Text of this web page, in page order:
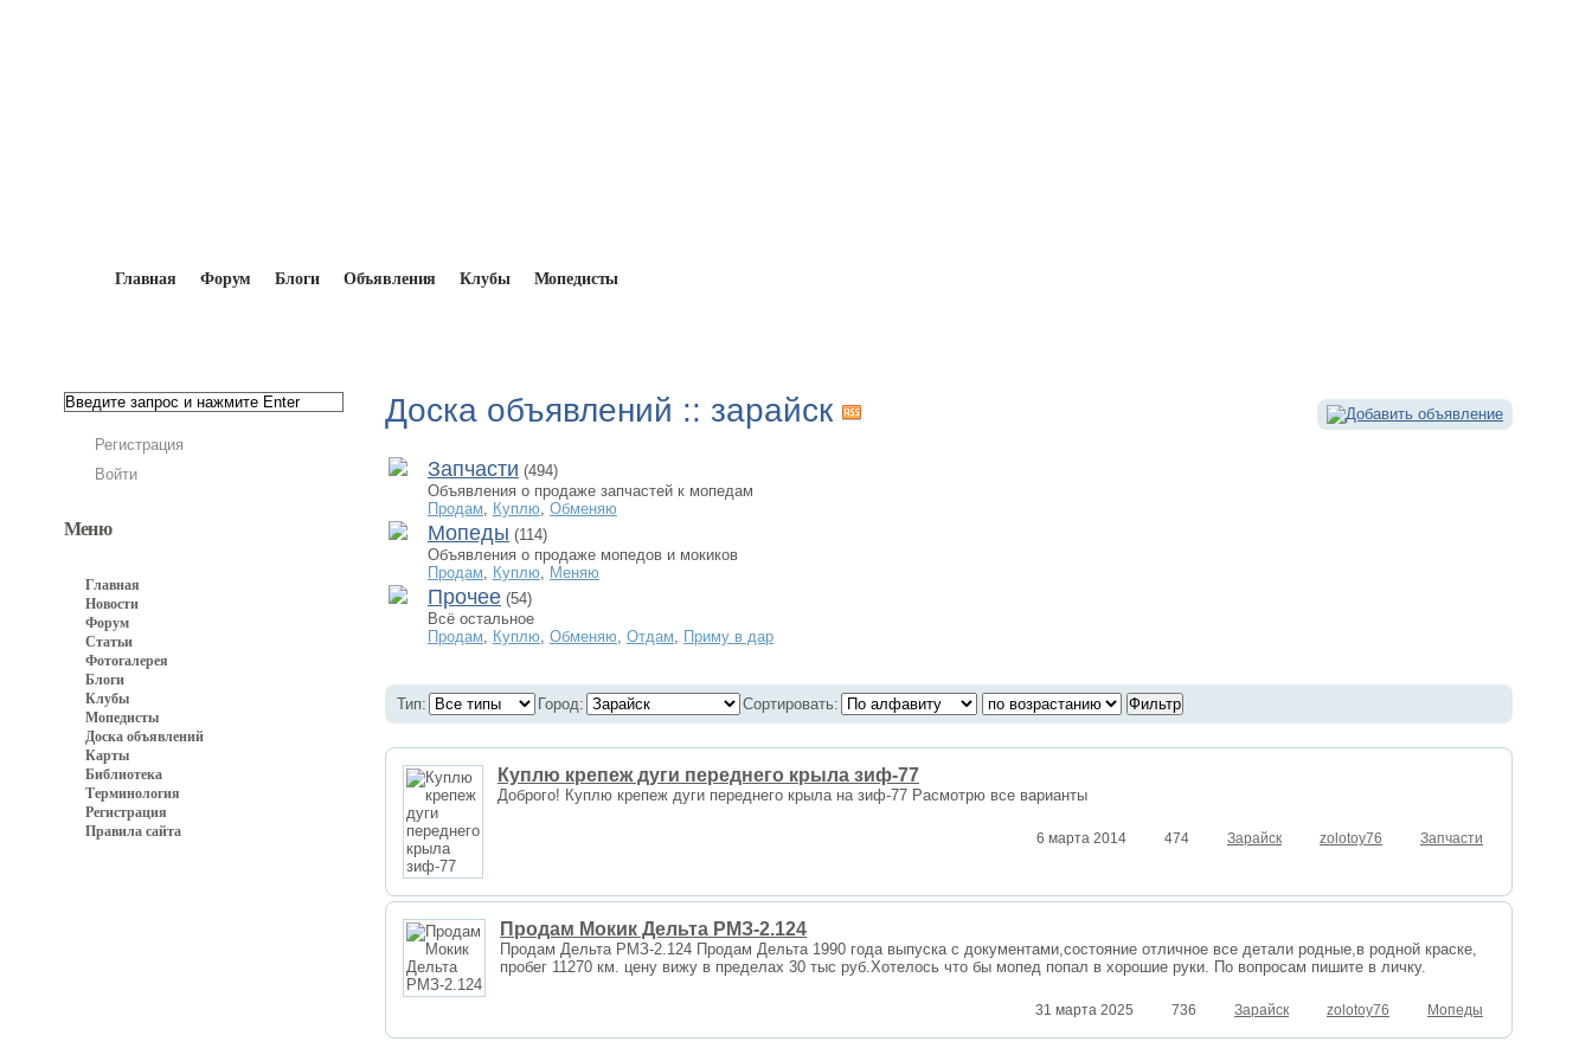
Главная Форум Блоги Объявления Клубы Мопедисты
Регистрация
Войти
Меню
Главная
Новости
Форум
Статьи
Фотогалерея
Блоги
Клубы
Мопедисты
Доска объявлений
Карты
Библиотека
Терминология
Регистрация
Правила сайта
Добавить объявление
Доска объявлений :: зарайск
Запчасти (494)
Объявления о продаже запчастей к мопедам
Продам, Куплю, Обменяю
Мопеды (114)
Объявления о продаже мопедов и мокиков
Продам, Куплю, Меняю
Прочее (54)
Всё остальное
Продам, Куплю, Обменяю, Отдам, Приму в дар
Тип: Город: Сортировать:
Куплю крепеж дуги переднего крыла зиф-77
Доброго! Куплю крепеж дуги переднего крыла на зиф-77 Расмотрю все варианты
6 марта 2014 474 Зарайск zolotoy76 Запчасти
Продам Мокик Дельта РМЗ-2.124
Продам Дельта РМЗ-2.124 Продам Дельта 1990 года выпуска с документами,состояние отличное все детали родные,в родной краске,
пробег 11270 км. цену вижу в пределах 30 тыс руб.Хотелось что бы мопед попал в хорошие руки. По вопросам пишите в личку.
31 марта 2025 736 Зарайск zolotoy76 Мопеды